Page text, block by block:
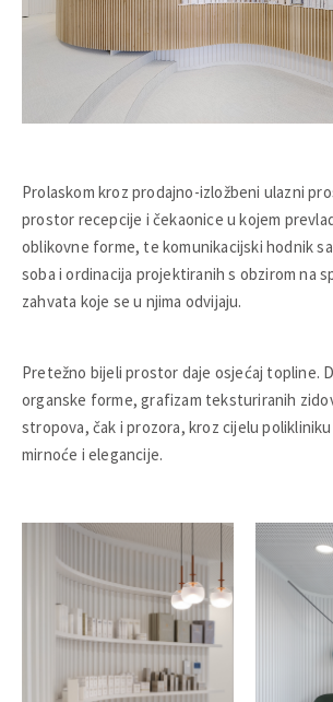
Prolaskom kroz prodajno-izložbeni ulazni
prostor recepcije i čekaonice u kojem
oblikovne forme, te komunikacijski hodnik
soba i ordinacija projektiranih s obzirom na
zahvata koje se u njima odvijaju.
Pretežno bijeli prostor daje osjećaj topline.
organske forme, grafizam teksturiranih
stropova, čak i prozora, kroz cijelu
mirnoće i elegancije.